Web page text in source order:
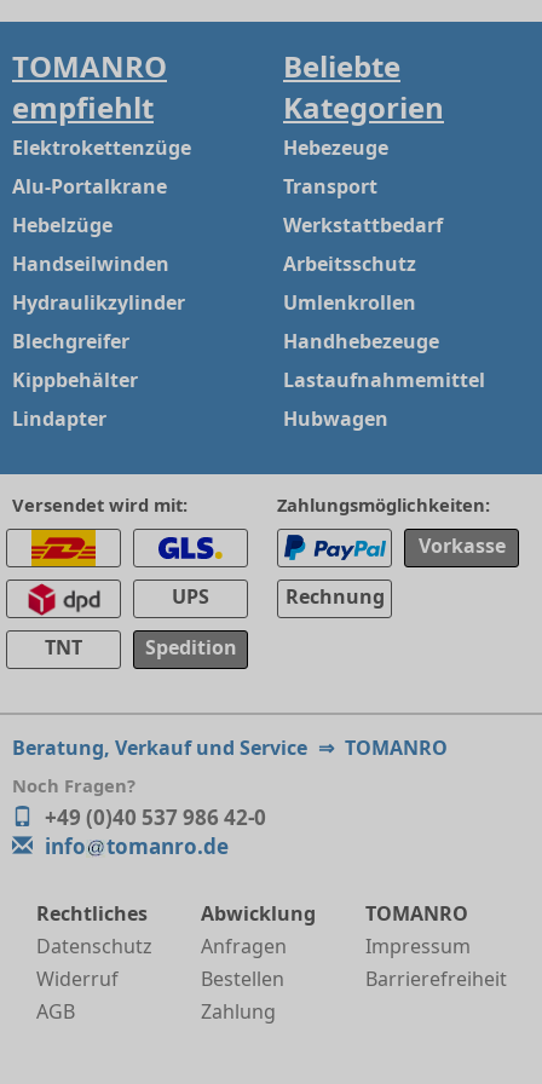
TOMANRO
empfiehlt
Elektrokettenzüge
Alu-Portalkrane
Hebelzüge
Handseilwinden
Hydraulikzylinder
Blechgreifer
Kippbehälter
Lindapter
Beliebte
Kategorien
Hebezeuge
Transport
Werkstattbedarf
Arbeitsschutz
Umlenkrollen
Handhebezeuge
Lastaufnahmemittel
Hubwagen
Versendet wird mit:
UPS
TNT
Spedition
Zahlungsmöglichkeiten:
Vorkasse
Rechnung
Beratung, Verkauf und Service ⇒ TOMANRO
Noch Fragen?
+49 (0)40 537 986 42-0
info
tomanro.de
Rechtliches
Datenschutz
Widerruf
AGB
Abwicklung
Anfragen
Bestellen
Zahlung
TOMANRO
Impressum
Barrierefreiheit